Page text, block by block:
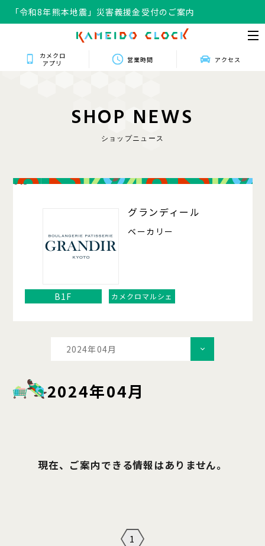
「令和8年熊本地震」災害義援金受付のご案内
カメクロ
アプリ
営業時間 アクセス
SHOP NEWS
ショップニュース
013
グランディール
ベーカリー
B1F カメクロマルシェ
2024年04月
2024年04月
現在、ご案内できる情報はありません。
1